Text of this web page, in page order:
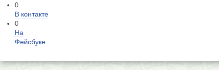
0
В контакте
0
На
Фейсбуке